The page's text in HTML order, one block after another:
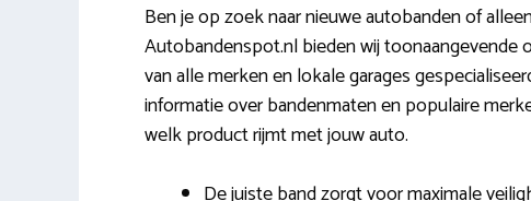
Ben je op zoek naar nieuwe autobanden of
Autobandenspot.nl bieden wij
van alle merken en lokale garages
informatie over bandenmaten en populaire
welk product rijmt met jouw auto.
De juiste band zorgt voor maximale